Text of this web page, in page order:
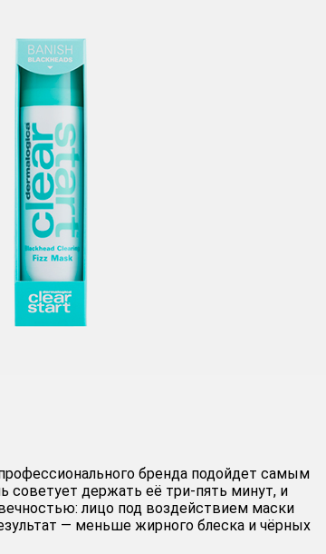
бренда подойдет самым
советует держать её три-пять минут, и
лицо под воздействием маски
— меньше жирного блеска и чёрных